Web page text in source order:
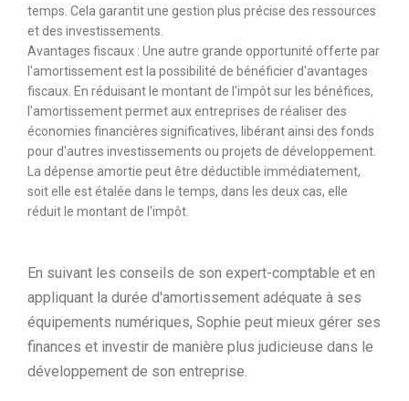
temps. Cela garantit une gestion plus précise des ressources
et des investissements.
Avantages fiscaux : Une autre grande opportunité offerte par
l'amortissement est la possibilité de bénéficier d'avantages
fiscaux. En réduisant le montant de l'impôt sur les bénéfices,
l'amortissement permet aux entreprises de réaliser des
économies financières significatives, libérant ainsi des fonds
pour d'autres investissements ou projets de développement.
La dépense amortie peut être déductible immédiatement,
soit elle est étalée dans le temps, dans les deux cas, elle
réduit le montant de l'impôt.
En suivant les conseils de son expert-comptable et en
appliquant la durée d'amortissement adéquate à ses
équipements numériques, Sophie peut mieux gérer ses
finances et investir de manière plus judicieuse dans le
développement de son entreprise.